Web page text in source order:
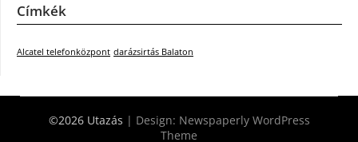
Címkék
Alcatel telefonközpont darázsirtás Balaton
©2026 Utazás | Design: Newspaperly WordPress
Theme